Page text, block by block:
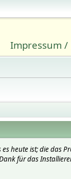
Impressum /
heute ist; die
für das